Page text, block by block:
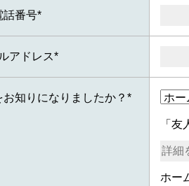
話番号*
アドレス*
知りになりましたか？*
「
ホー